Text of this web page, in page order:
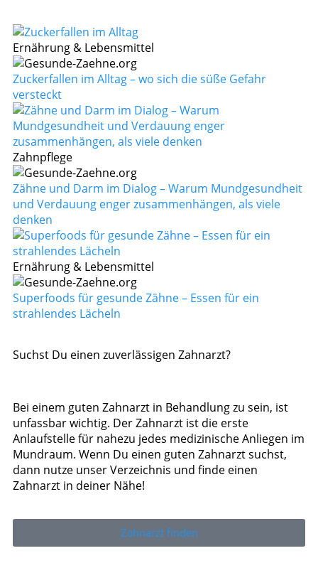
Ernährung & Lebensmittel
Zuckerfallen im Alltag – wo sich die süße Gefahr
versteckt
Zahnpflege
Zähne und Darm im Dialog – Warum Mundgesundheit
und Verdauung enger zusammenhängen, als viele
denken
Ernährung & Lebensmittel
Superfoods für gesunde Zähne – Essen für ein
strahlendes Lächeln
Suchst Du einen zuverlässigen Zahnarzt?
Bei einem guten Zahnarzt in Behandlung zu sein, ist
unfassbar wichtig. Der Zahnarzt ist die erste
Anlaufstelle für nahezu jedes medizinische Anliegen im
Mundraum. Wenn Du einen guten Zahnarzt suchst,
dann nutze unser Verzeichnis und finde einen
Zahnarzt in deiner Nähe!
Zahnarzt finden